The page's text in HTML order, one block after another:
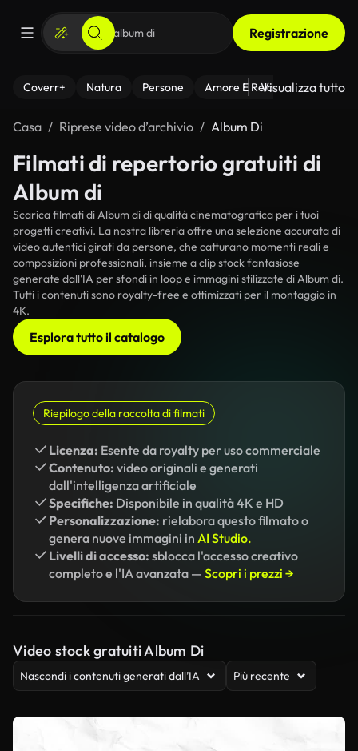
Registrazione
Coverr+ Natura Persone Amore E Relazioni Il
Visualizza tutto
Casa Riprese video d’archivio Album Di
Filmati di repertorio gratuiti di
Album di
Scarica filmati di Album di di qualità cinematografica per i tuoi
progetti creativi. La nostra libreria offre una selezione accurata di
video autentici girati da persone, che catturano momenti reali e
composizioni professionali, insieme a clip stock fantasiose
generate dall'IA per sfondi in loop e immagini stilizzate di Album di.
Tutti i contenuti sono royalty-free e ottimizzati per il montaggio in
4K.
Esplora tutto il catalogo
Riepilogo della raccolta di filmati
Licenza: Esente da royalty per uso commerciale
Contenuto: video originali e generati
dall'intelligenza artificiale
Specifiche: Disponibile in qualità 4K e HD
Personalizzazione: rielabora questo filmato o
genera nuove immagini in AI Studio.
Livelli di accesso: sblocca l'accesso creativo
completo e l'IA avanzata — Scopri i prezzi →
Video stock gratuiti Album Di
Nascondi i contenuti generati dall’IA Più recente